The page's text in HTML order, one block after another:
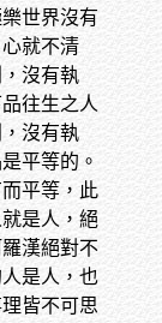
世界沒有
就不清
沒有執
往生之人
沒有執
平等的。
平等，此
是人，絕
漢絕對不
是人，也
皆不可思